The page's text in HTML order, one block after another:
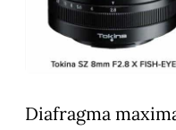
Diafragma